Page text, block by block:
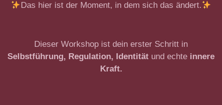
Das hier ist der Moment, in dem sich das ändert.
Dieser Workshop ist dein erster Schritt in
Selbstführung, Regulation, Identität und echte innere
Kraft.